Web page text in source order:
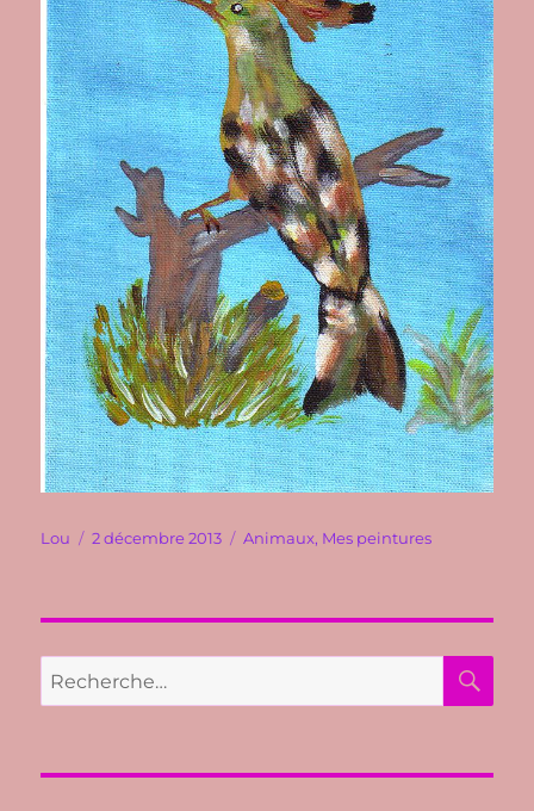
Auteur
Lou
Publié
2 décembre 2013 Catégories
Animaux, Mes peintures
Recherche
pour :